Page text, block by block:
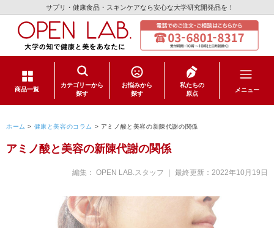
サプリ・健康食品・スキンケアなら安心な大学研究開発品を！
商品一覧
カテゴリーから
探す
健康食品
スキンケア
日用品
お悩みから
探す
私たちの
原点
メニュー
ホーム > 健康と美容のコラム > アミノ酸と美容の新陳代謝の関係
アミノ酸と美容の新陳代謝の関係
編集： OPEN LAB.スタッフ ｜ 最終更新： 2022年10月19日